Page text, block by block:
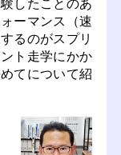
したことのあ
ーマンス（速
るのがスプリ
ト走学にかか
てについて紹